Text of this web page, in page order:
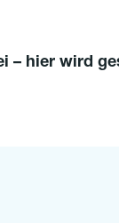
– hier wird